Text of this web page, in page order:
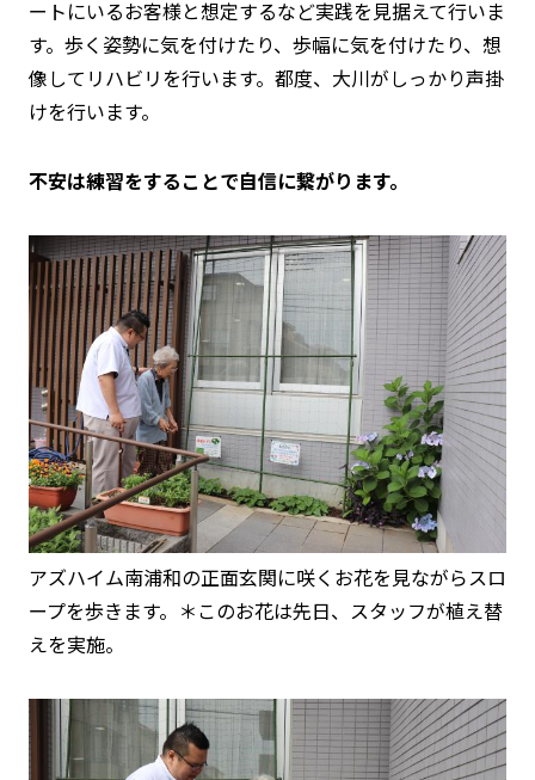
ートにいるお客様と想定するなど実践を見据えて行いま
す。歩く姿勢に気を付けたり、歩幅に気を付けたり、想
像してリハビリを行います。都度、大川がしっかり声掛
けを行います。
不安は練習をすることで自信に繋がります。
アズハイム南浦和の正面玄関に咲くお花を見ながらスロ
ープを歩きます。＊このお花は先日、スタッフが植え替
えを実施。